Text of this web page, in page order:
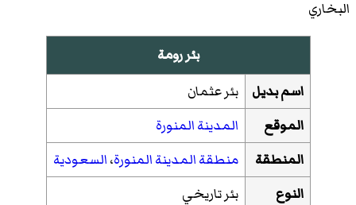
البخاري
بئر رومة
اسم بديل
بئر عثمان
الموقع
المدينة المنورة
المنطقة
منطقة المدينة المنورة،السعودية
النوع
بئر تاريخي